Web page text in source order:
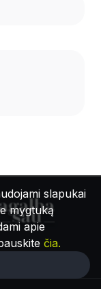
slapukai
mygtuką
apie
čia.